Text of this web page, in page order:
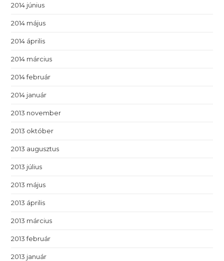
2014 június
2014 május
2014 április
2014 március
2014 február
2014 január
2013 november
2013 október
2013 augusztus
2013 július
2013 május
2013 április
2013 március
2013 február
2013 január